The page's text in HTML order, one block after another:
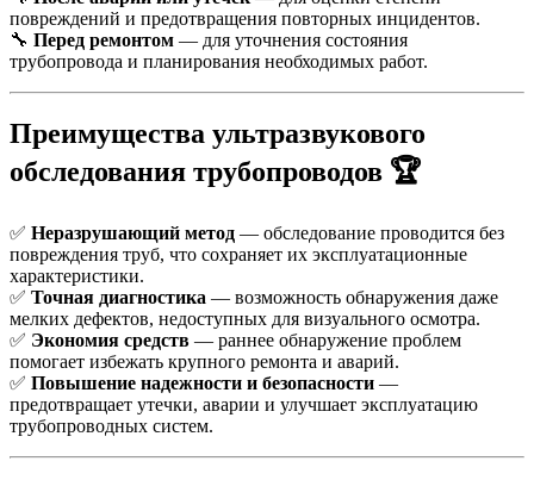
повреждений и предотвращения повторных инцидентов.
🔧 Перед ремонтом — для уточнения состояния
трубопровода и планирования необходимых работ.
Преимущества ультразвукового
обследования трубопроводов 🏆
✅ Неразрушающий метод — обследование проводится без
повреждения труб, что сохраняет их эксплуатационные
характеристики.
✅ Точная диагностика — возможность обнаружения даже
мелких дефектов, недоступных для визуального осмотра.
✅ Экономия средств — раннее обнаружение проблем
помогает избежать крупного ремонта и аварий.
✅ Повышение надежности и безопасности —
предотвращает утечки, аварии и улучшает эксплуатацию
трубопроводных систем.